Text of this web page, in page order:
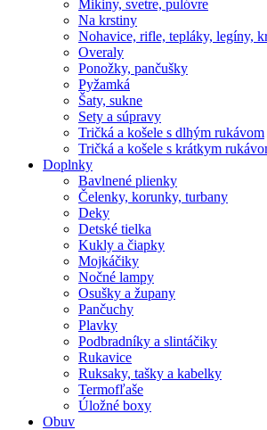
Mikiny, svetre, pulóvre
Na krstiny
Nohavice, rifle, tepláky, legíny,
Overaly
Ponožky, pančušky
Pyžamká
Šaty, sukne
Sety a súpravy
Tričká a košele s dlhým rukávom
Tričká a košele s krátkym
Doplnky
Bavlnené plienky
Čelenky, korunky, turbany
Deky
Detské tielka
Kukly a čiapky
Mojkáčiky
Nočné lampy
Osušky a župany
Pančuchy
Plavky
Podbradníky a slintáčiky
Rukavice
Ruksaky, tašky a kabelky
Termofľaše
Úložné boxy
Obuv